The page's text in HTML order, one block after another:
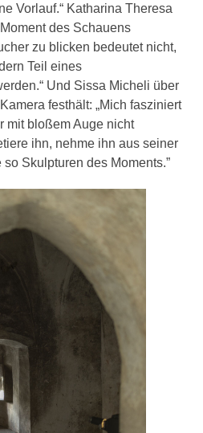
Vorlauf.“ Katharina Theresa
des Schauens
zu blicken bedeutet nicht,
Teil eines
Und Sissa Micheli über
festhält: „Mich fasziniert
mit bloßem Auge nicht
ihn, nehme ihn aus seiner
Skulpturen des Moments.”